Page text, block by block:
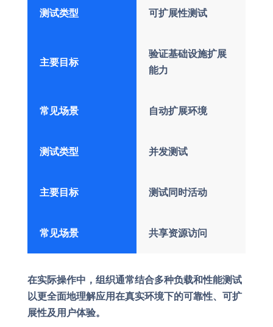
测试类型 可扩展性测试
主要目标
验证基础设施扩展
能力
常见场景 自动扩展环境
测试类型 并发测试
主要目标 测试同时活动
常见场景 共享资源访问
在实际操作中，组织通常结合多种负载和性能测试
以更全面地理解应用在真实环境下的可靠性、可扩
展性及用户体验。